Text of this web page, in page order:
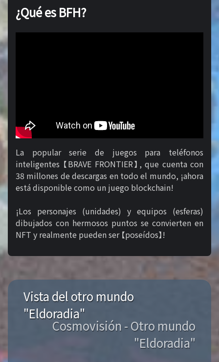
¿Qué es BFH?
La popular serie de juegos para teléfonos
inteligentes 【BRAVE FRONTIER】, que cuenta con
38 millones de descargas en todo el mundo, ¡ahora
está disponible como un juego blockchain!
¡Los personajes (unidades) y equipos (esferas)
dibujados con hermosos puntos se convierten en
NFT y realmente pueden ser 【poseídos】!
Vista del otro mundo
"Eldoradia"
Cosmovisión - Otro mundo
"Eldoradia"